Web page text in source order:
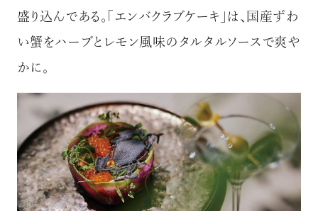
盛り込んである。「エンバクラブケーキ」は、国産ずわ
い蟹をハーブとレモン風味のタルタルソースで爽や
かに。